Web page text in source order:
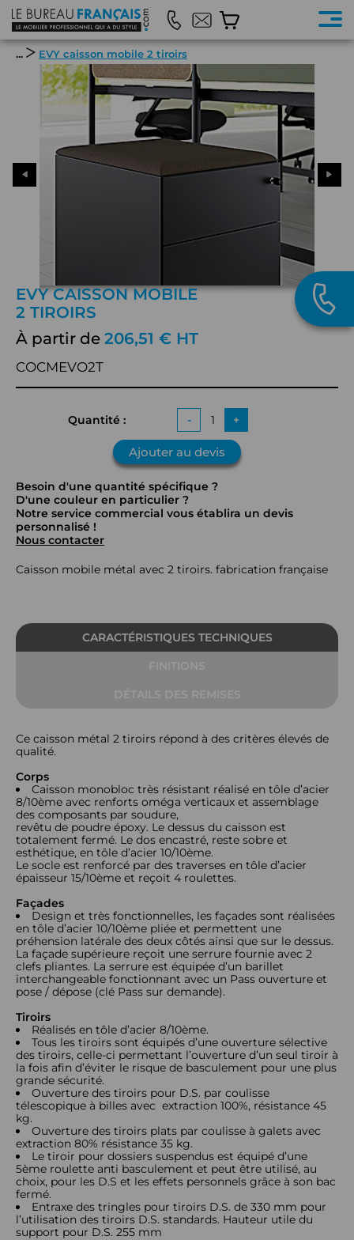
... EVY caisson mobile 2 tiroirs
EVY CAISSON MOBILE
2 TIROIRS
À partir de 206,51 € HT
COCMEVO2T
Quantité : - +
Ajouter au devis
Besoin d'une quantité spécifique ?
D'une couleur en particulier ?
Notre service commercial vous établira un devis
personnalisé !
Nous contacter
Caisson mobile métal avec 2 tiroirs. fabrication française
CARACTÉRISTIQUES TECHNIQUES
Ce caisson métal 2 tiroirs répond à des critères élevés de
qualité.
Corps
Caisson monobloc très résistant réalisé en tôle d’acier
8/10ème avec renforts oméga verticaux et assemblage
des composants par soudure,
revêtu de poudre époxy. Le dessus du caisson est
totalement fermé. Le dos encastré, reste sobre et
esthétique, en tôle d’acier 10/10ème.
Le socle est renforcé par des traverses en tôle d’acier
épaisseur 15/10ème et reçoit 4 roulettes.
Façades
Design et très fonctionnelles, les façades sont réalisées
en tôle d’acier 10/10ème pliée et permettent une
préhension latérale des deux côtés ainsi que sur le dessus.
La façade supérieure reçoit une serrure fournie avec 2
clefs pliantes. La serrure est équipée d’un barillet
interchangeable fonctionnant avec un Pass ouverture et
pose / dépose (clé Pass sur demande).
Tiroirs
Réalisés en tôle d’acier 8/10ème.
Tous les tiroirs sont équipés d’une ouverture sélective
des tiroirs, celle-ci permettant l’ouverture d’un seul tiroir à
la fois afin d’éviter le risque de basculement pour une plus
grande sécurité.
Ouverture des tiroirs pour D.S. par coulisse
télescopique à billes avec extraction 100%, résistance 45
kg.
Ouverture des tiroirs plats par coulisse à galets avec
extraction 80% résistance 35 kg.
Le tiroir pour dossiers suspendus est équipé d’une
5ème roulette anti basculement et peut être utilisé, au
choix, pour les D.S et les effets personnels grâce à son bac
fermé.
Entraxe des tringles pour tiroirs D.S. de 330 mm pour
l’utilisation des tiroirs D.S. standards. Hauteur utile du
support pour D.S. 255 mm